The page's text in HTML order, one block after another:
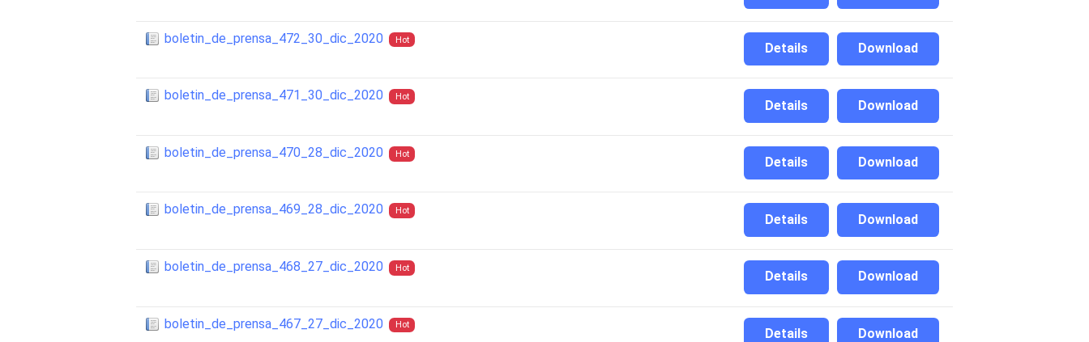
boletin_de_prensa_472_30_dic_2020 Hot
Download
Details
boletin_de_prensa_471_30_dic_2020 Hot
Download
Details
boletin_de_prensa_470_28_dic_2020 Hot
Download
Details
boletin_de_prensa_469_28_dic_2020 Hot
Download
Details
boletin_de_prensa_468_27_dic_2020 Hot
Download
Details
boletin_de_prensa_467_27_dic_2020 Hot
Download
Details